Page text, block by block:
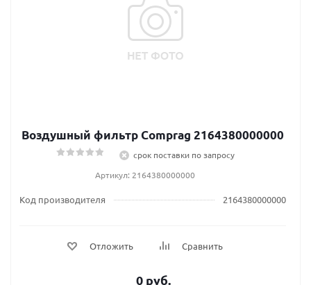
Воздушный фильтр Comprag 2164380000000
срок поставки по запросу
Артикул: 2164380000000
Код производителя 2164380000000
Отложить Сравнить
0 руб.